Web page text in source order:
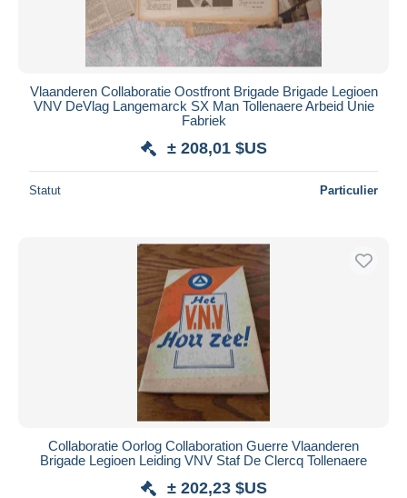
Vlaanderen Collaboratie Oostfront Brigade Brigade Legioen
VNV DeVlag Langemarck SX Man Tollenaere Arbeid Unie
Fabriek
± 208,01 $US
Statut Particulier
Collaboratie Oorlog Collaboration Guerre Vlaanderen
Brigade Legioen Leiding VNV Staf De Clercq Tollenaere
± 202,23 $US